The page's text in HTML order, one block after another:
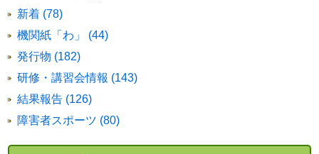
新着 (78)
機関紙「わ」 (44)
発行物 (182)
研修・講習会情報 (143)
結果報告 (126)
障害者スポーツ (80)